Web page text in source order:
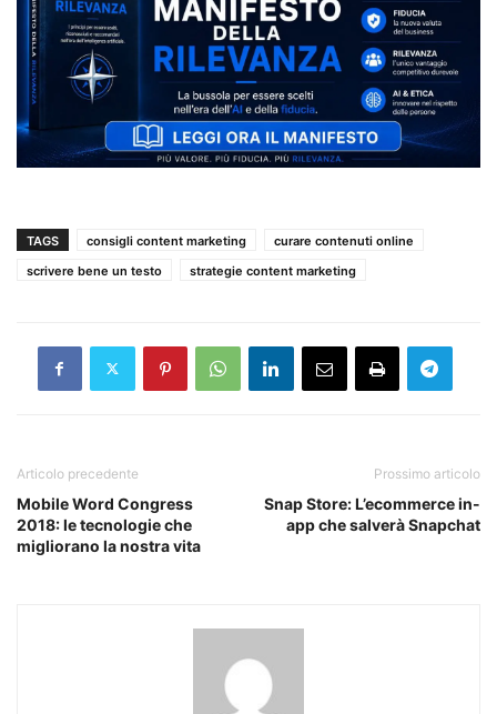
TAGS consigli content marketing
curare contenuti online
scrivere bene un testo
strategie content marketing
Articolo precedente
Mobile Word Congress
2018: le tecnologie che
migliorano la nostra vita
Prossimo articolo
Snap Store: L’ecommerce in-
app che salverà Snapchat